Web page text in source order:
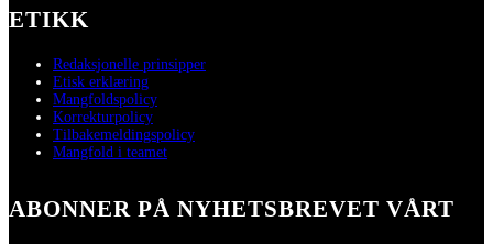
ETIKK
Redaksjonelle prinsipper
Etisk erklæring
Mangfoldspolicy
Korrekturpolicy
Tilbakemeldingspolicy
Mangfold i teamet
ABONNER PÅ NYHETSBREVET VÅRT